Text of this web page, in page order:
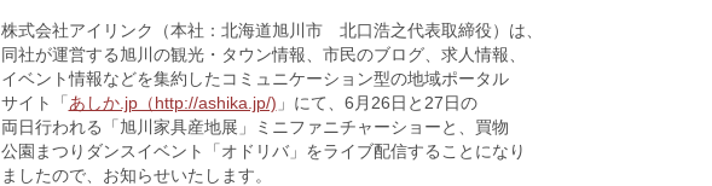
株式会社アイリンク（本社：北海道旭川市 北口浩之代表取締役）は、
同社が運営する旭川の観光・タウン情報、市民のブログ、求人情報、
イベント情報などを集約したコミュニケーション型の地域ポータル
サイト「あしか.jp（http://ashika.jp/) 」にて、6月26日と27日の
両日行われる「旭川家具産地展」ミニファニチャーショーと、買物
公園まつりダンスイベント「オドリバ」をライブ配信することになり
ましたので、お知らせいたします。